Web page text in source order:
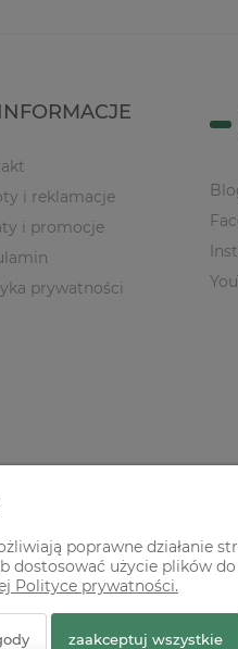
INFORMACJE
i reklamacje
i promocje
prywatności
zastrzeżone.
poprawne działanie
dostosować użycie plików
Polityce prywatności.
zaakceptuj wszystkie